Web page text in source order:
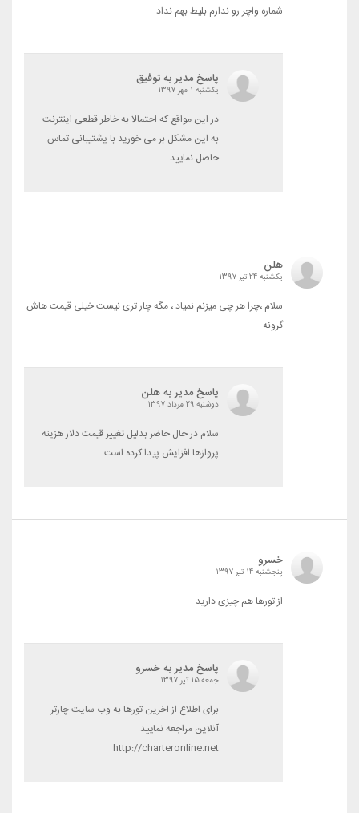
شماره واچر رو ندارم بلیط بهم نداد
پاسخ مدیر به توفیق
یکشنبه 1 مهر 1397
در این مواقع که احتمالا به خاطر قطعی اینترنت
به این مشکل بر می خورید با پشتیبانی تماس
حاصل نمایید
هلن
یکشنبه 24 تیر 1397
سلام ،چرا هر چی میزنم نمیاد ، مگه چار تری نیست خیلی قیمت هاش
گرونه
پاسخ مدیر به هلن
دوشنبه 29 مرداد 1397
سلام در حال حاضر بدلیل تغییر قیمت دلار هزینه
پروازها افزایش پیدا کرده است
خسرو
پنجشنبه 14 تیر 1397
از تورها هم چیزی دارید
پاسخ مدیر به خسرو
جمعه 15 تیر 1397
برای اطلاع از اخرین تورها به وب سایت چارتر
آنلاین مراجعه نمایید
http://charteronline.net